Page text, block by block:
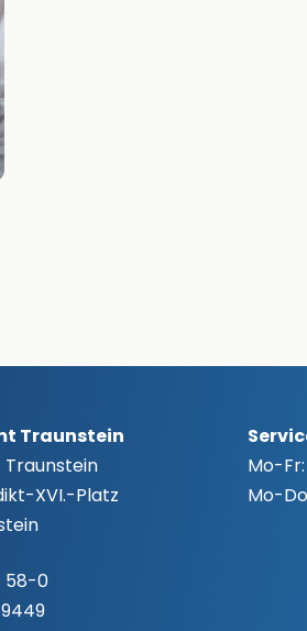
Traunstein
XVI.-Platz
58-0
Mo-Fr:
Mo-